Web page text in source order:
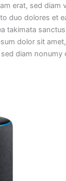
erat, sed diam
duo dolores et
takimata
dolor sit
sed diam nonumy